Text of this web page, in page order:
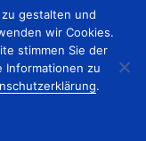
1863 Lobstädt e.V.
gestalten und
wir Cookies.
stimmen Sie der
Informationen zu
.